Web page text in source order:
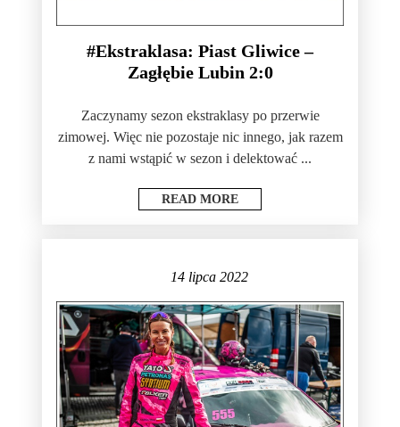
#Ekstraklasa: Piast Gliwice –
Zagłębie Lubin 2:0
Zaczynamy sezon ekstraklasy po przerwie
zimowej. Więc nie pozostaje nic innego, jak razem
z nami wstąpić w sezon i delektować ...
READ MORE
14 lipca 2022